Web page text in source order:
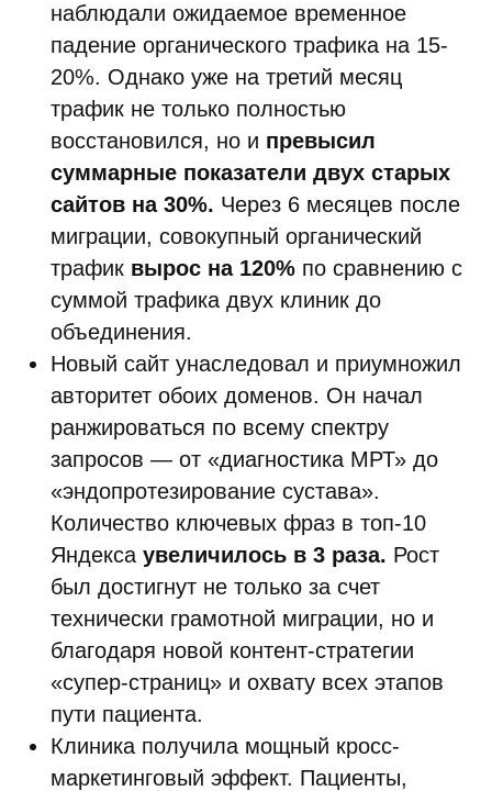
наблюдали ожидаемое временное
падение органического трафика на 15-
20%. Однако уже на третий месяц
трафик не только полностью
восстановился, но и превысил
суммарные показатели двух старых
сайтов на 30%. Через 6 месяцев после
миграции, совокупный органический
трафик вырос на 120% по сравнению с
суммой трафика двух клиник до
объединения.
Новый сайт унаследовал и приумножил
авторитет обоих доменов. Он начал
ранжироваться по всему спектру
запросов — от «диагностика МРТ» до
«эндопротезирование сустава».
Количество ключевых фраз в топ-10
Яндекса увеличилось в 3 раза. Рост
был достигнут не только за счет
технически грамотной миграции, но и
благодаря новой контент-стратегии
«супер-страниц» и охвату всех этапов
пути пациента.
Клиника получила мощный кросс-
маркетинговый эффект. Пациенты,